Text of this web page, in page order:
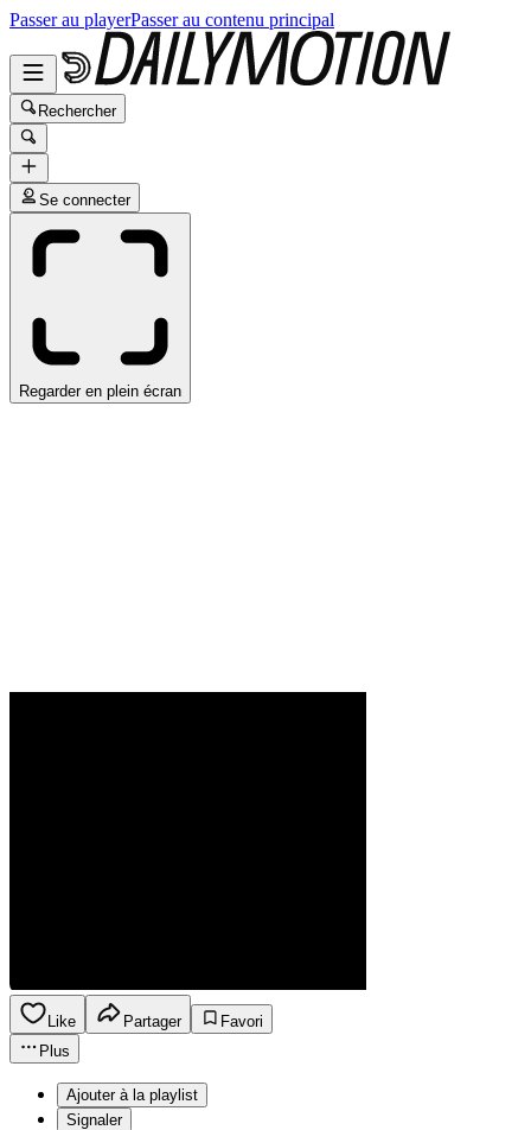
Passer au playerPasser au contenu principal
Rechercher
Se connecter
Regarder en plein écran
Like Partager
Favori
Plus
Ajouter à la playlist
Signaler